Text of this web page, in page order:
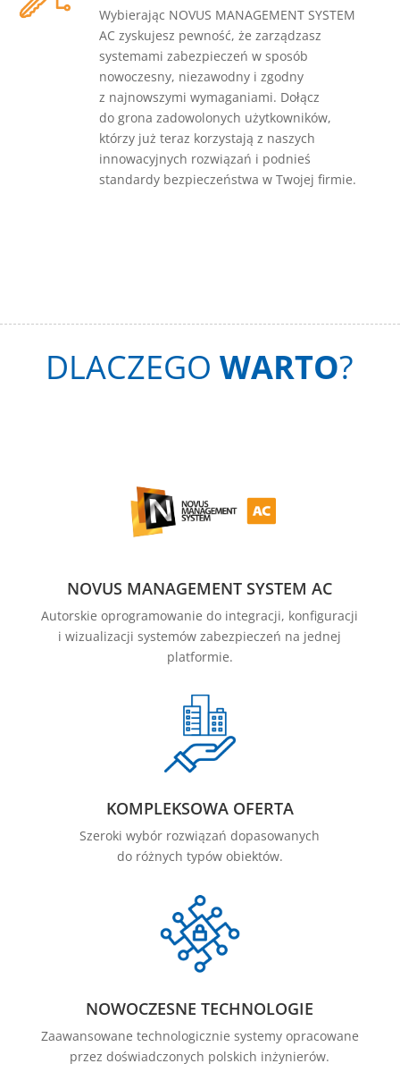
Wybierając NOVUS MANAGEMENT SYSTEM
AC zyskujesz pewność, że zarządzasz
systemami zabezpieczeń w sposób
nowoczesny, niezawodny i zgodny
z najnowszymi wymaganiami. Dołącz
do grona zadowolonych użytkowników,
którzy już teraz korzystają z naszych
innowacyjnych rozwiązań i podnieś
standardy bezpieczeństwa w Twojej firmie.
DLACZEGOWARTO?
NOVUS MANAGEMENT SYSTEM AC
Autorskie oprogramowanie do integracji, konfiguracji
i wizualizacji systemów zabezpieczeń na jednej
platformie.
KOMPLEKSOWA OFERTA
Szeroki wybór rozwiązań dopasowanych
do różnych typów obiektów.
NOWOCZESNE TECHNOLOGIE
Zaawansowane technologicznie systemy opracowane
przez doświadczonych polskich inżynierów.